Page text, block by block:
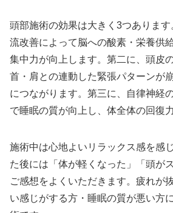
頭部施術の効果は大きく3つあります
流改善によって脳への酸素・栄養供
集中力が向上します。第二に、頭皮
首・肩との連動した緊張パターンが
につながります。第三に、自律神経
で睡眠の質が向上し、体全体の回復
施術中は心地よいリラックス感を感
た後には「体が軽くなった」「頭が
ご感想をよくいただきます。疲れが
い感じがする方・睡眠の質が悪い方